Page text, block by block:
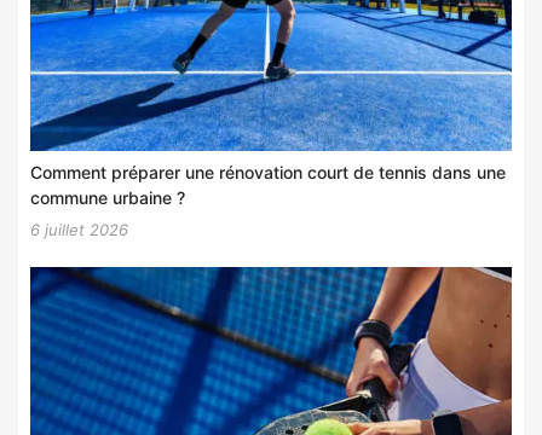
Comment préparer une rénovation court de tennis dans une
commune urbaine ?
6 juillet 2026